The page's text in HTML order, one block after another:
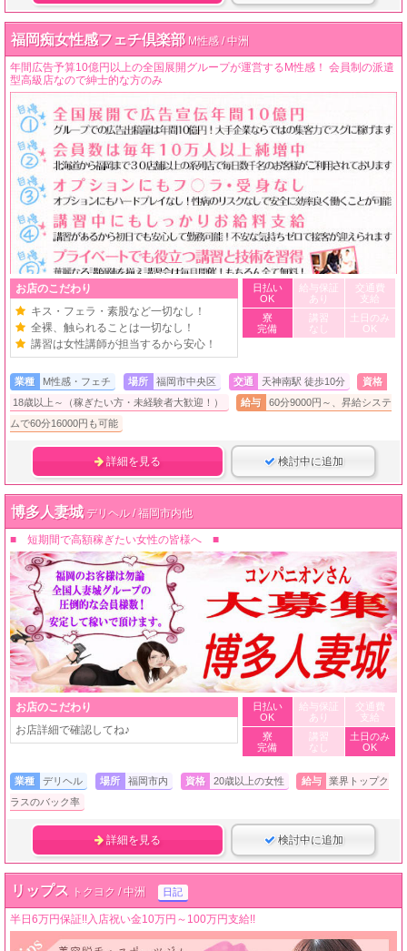
福岡痴女性感フェチ倶楽部 M性感 / 中洲
年間広告予算10億円以上の全国展開グループが運営するM性感！ 会員制の派遣
型高級店なので紳士的な方のみ
お店のこだわり
キス・フェラ・素股など一切なし！
全裸、触られることは一切なし！
講習は女性講師が担当するから安心！
日払い
OK
給与保証
あり
交通費
支給
寮
完備
講習
なし
土日のみ
OK
業種 M性感・フェチ 場所 福岡市中央区 交通 天神南駅 徒歩10分
資格
18歳以上～（稼ぎたい方・未経験者大歓迎！）
給与
60分9000円～、昇給システ
ムで60分16000円も可能
詳細を見る 検討中に追加
博多人妻城 デリヘル / 福岡市内他
■ 短期間で高額稼ぎたい女性の皆様へ ■
お店のこだわり
お店詳細で確認してね♪
日払い
OK
給与保証
あり
交通費
支給
寮
完備
講習
なし
土日のみ
OK
業種 デリヘル 場所 福岡市内 資格 20歳以上の女性 給与
業界トップク
ラスのバック率
詳細を見る 検討中に追加
リップス トクヨク / 中洲 日記
半日6万円保証!!入店祝い金10万円～100万円支給!!